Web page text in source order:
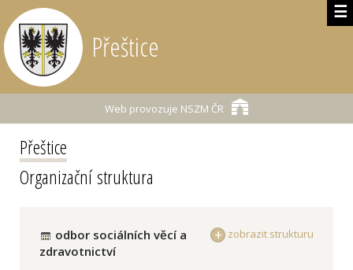
☰
Přeštice
Web provozuje NSZM ČR
Přeštice
Organizační struktura
zobrazit strukturu
odbor sociálních věcí a
zdravotnictví